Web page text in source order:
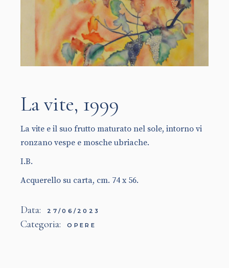
La vite, 1999
La vite e il suo frutto maturato nel sole, intorno vi
ronzano vespe e mosche ubriache.
I.B.
Acquerello su carta, cm. 74 x 56.
Data: 27/06/2023
Categoria: OPERE